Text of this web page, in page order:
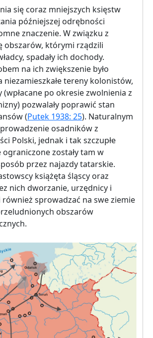
się coraz mniejszych księstw
późniejszej odrębności
znaczenie. W związku z
obszarów, którymi rządzili
spadały ich dochody.
na ich zwiększenie było
niezamieszkałe tereny kolonistów,
po okresie zwolnienia z
pozwalały poprawić stan
(Putek 1938: 25). Naturalnym
osadników z
Polski, jednak i tak szczupłe
zostały tam w
przez najazdy tatarskie.
książęta śląscy oraz
nich dworzanie, urzędnicy i
również sprowadzać na swe ziemie
obszarów